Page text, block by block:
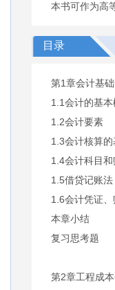
本书可作为高
目录
第1章会计基
1.1会计的基本
1.2会计要素
1.3会计核算
1.4会计科目和
1.5借贷记账法
1.6会计凭证
本章小结
复习思考题
第2章工程成